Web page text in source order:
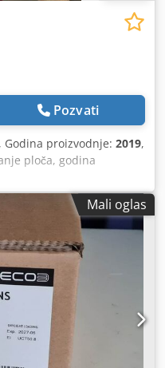
Pozvati
, Godina proizvodnje: 2019,
ploča, godina
Chsdpfx
Mali oglas